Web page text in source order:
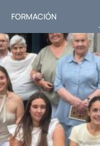
FORMACIÓN